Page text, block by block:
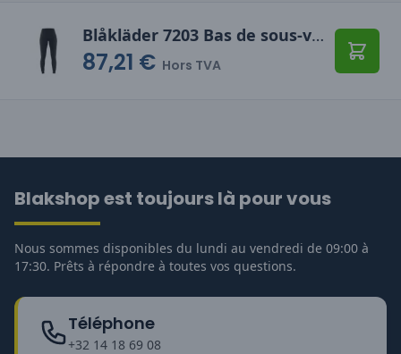
Blåkläder 7203 Bas de sous-vêtement retardant flamme laine merinos Femme
87,21 € Hors TVA
Blakshop est toujours là pour vous
Nous sommes disponibles du lundi au vendredi de 09:00 à
17:30. Prêts à répondre à toutes vos questions.
Téléphone
+32 14 18 69 08